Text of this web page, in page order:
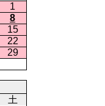
1
8
15
22
29
土